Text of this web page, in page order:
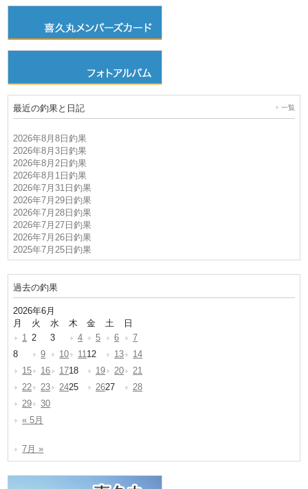
最近の釣果と日記 一覧
2026年8月8日釣果
2026年8月3日釣果
2026年8月2日釣果
2026年8月1日釣果
2026年7月31日釣果
2026年7月29日釣果
2026年7月28日釣果
2026年7月27日釣果
2026年7月26日釣果
2025年7月25日釣果
過去の釣果
2026年6月
月
火 水 木 金 土
日
1 2 3 4 5 6
7
8
9 10 1112 13
14
15
16 1718 19 20
21
22
23 2425 2627
28
29
30
« 5月
7月 »